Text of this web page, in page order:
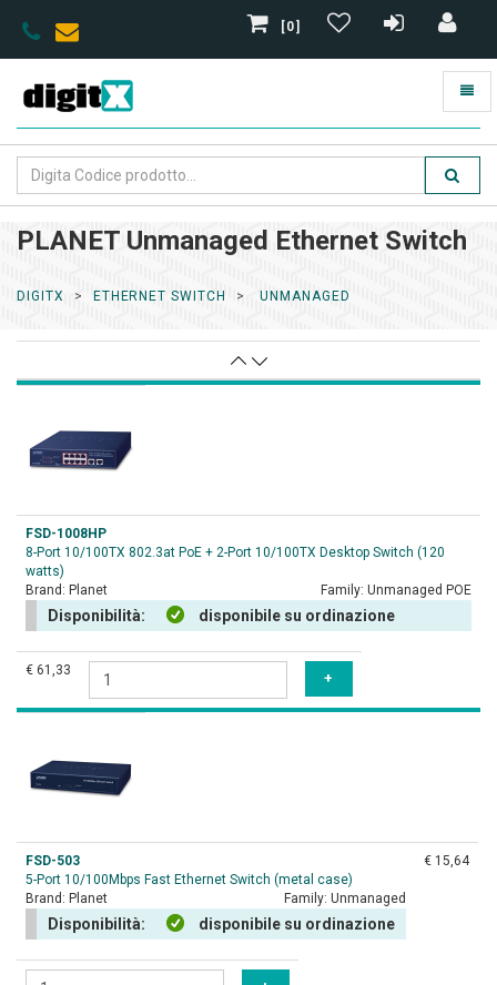
[0]
PLANET Unmanaged Ethernet Switch
DIGITX ETHERNET SWITCH UNMANAGED
FSD-1008HP
8-Port 10/100TX 802.3at PoE + 2-Port 10/100TX Desktop Switch (120
watts)
Brand: Planet Family: Unmanaged POE
Disponibilità: disponibile su ordinazione
€ 61,33
FSD-503
5-Port 10/100Mbps Fast Ethernet Switch (metal case)
Brand: Planet Family: Unmanaged
Disponibilità: disponibile su ordinazione
€ 15,64